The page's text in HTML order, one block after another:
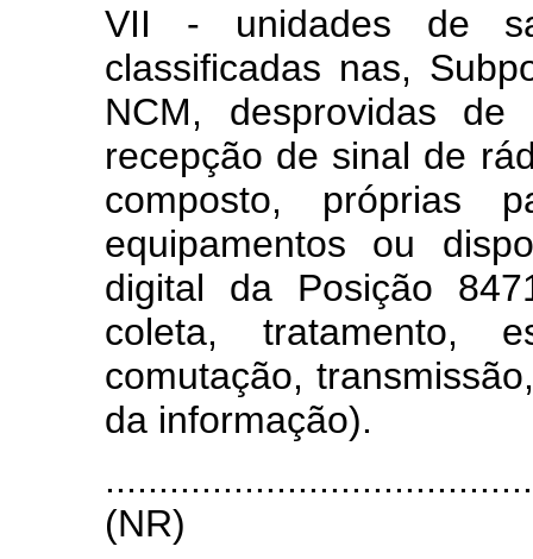
VII - unidades de
classificadas nas,
NCM, desprovidas
recepção de sinal de
composto, próprias
equipamentos ou
digital da Posição
coleta, tratamento,
comutação,
da informação).
(NR)